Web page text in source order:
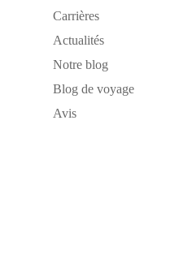
Carrières
Actualités
Notre blog
Blog de voyage
Avis